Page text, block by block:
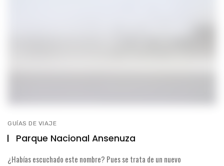
GUÍAS DE VIAJE
Parque Nacional Ansenuza
¿Habías escuchado este nombre? Pues se trata de un nuevo